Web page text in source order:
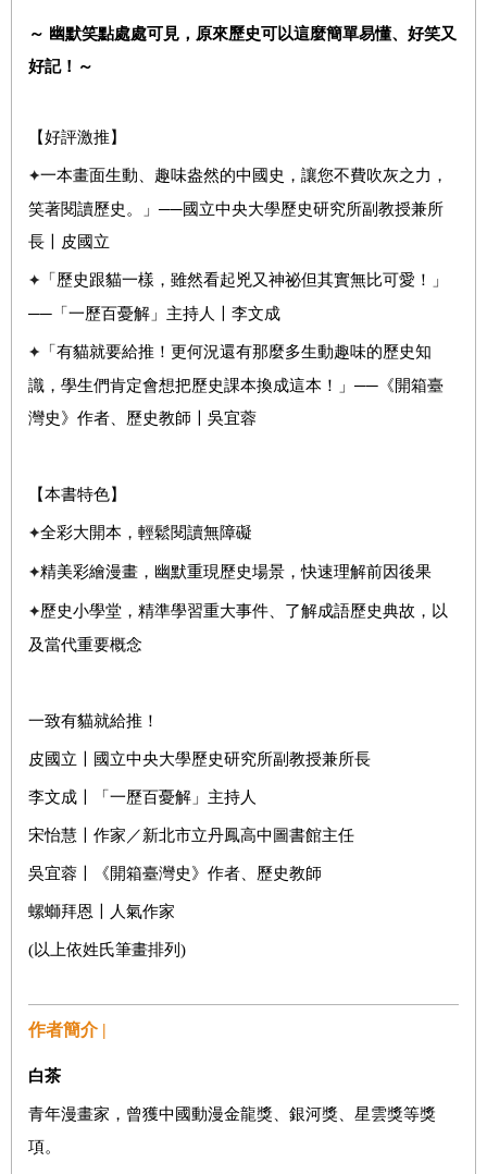
～ 幽默笑點處處可見， 原來歷史可以這麼簡單易懂、好笑又
好記！～
【好評激推 】
✦一本畫面生動、趣味盎然的中國史，讓您不費吹灰之力，
笑著閱讀歷史。」──國立中央大學歷史研究所副教授兼所
長〡皮國立
✦ 「歷史跟貓一樣，雖然看起兇又神祕但其實無比可愛！」
──「一歷百憂解」主持人〡李文成
✦ 「有貓就要給推！更何況還有那麼多生動趣味的歷史知
識，學生們肯定會想把歷史課本換成這本！」──《開箱臺
灣史》作者、歷史教師〡吳宜蓉
【本書特色】
✦全彩大開本，輕鬆閱讀無障礙
✦精美彩繪漫畫，幽默重現歷史場景，快速理解前因後果
✦歷史小學堂，精準學習重大事件、了解成語歷史典故，以
及當代重要概念
一致有貓就給推！
皮國立〡國立中央大學歷史研究所副教授兼所長
李文成〡「一歷百憂解」主持人
宋怡慧〡作家／新北市立丹鳳高中圖書館主任
吳宜蓉〡《開箱臺灣史》作者、歷史教師
螺螄拜恩〡人氣作家
(以上依姓氏筆畫排列)
作者簡介 |
白茶
青年漫畫家，曾獲中國動漫金龍獎、銀河獎、星雲獎等獎
項。